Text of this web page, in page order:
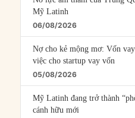
Mỹ Latinh
06/08/2026
Nợ cho kẻ mộng mơ: Vốn
việc cho startup vay vốn
05/08/2026
Mỹ Latinh đang trở thành
cánh hữu mới